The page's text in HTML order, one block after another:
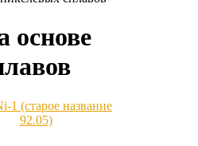
основе